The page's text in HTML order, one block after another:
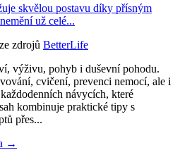
skvělou postavu díky přísným
už celé...
zdrojů BetterLife
výživu, pohyb i duševní pohodu.
cvičení, prevenci nemocí, ale i
návycích, které
kombinuje praktické tipy s
přes...
→